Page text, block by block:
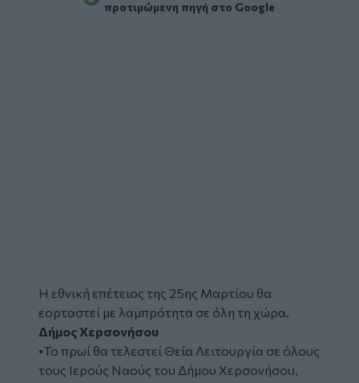
προτιμώμενη πηγή στο Google
Η εθνική επέτειος της 25ης Μαρτίου θα
εορταστεί με λαμπρότητα σε όλη τη χώρα.
Δήμος Χερσονήσου
•Το πρωί θα τελεστεί Θεία Λειτουργία σε όλους
τους Ιερούς Ναούς του Δήμου Χερσονήσου,